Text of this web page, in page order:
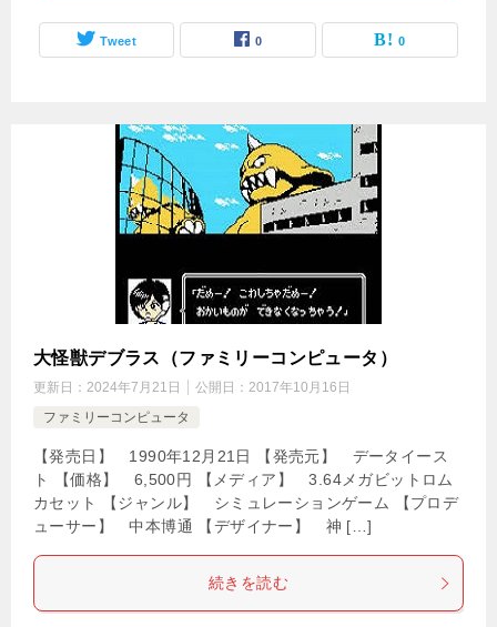
Tweet 0 0
大怪獣デブラス（ファミリーコンピュータ）
更新日： 2024年7月21日 公開日： 2017年10月16日
ファミリーコンピュータ
【発売日】 1990年12月21日 【発売元】 データイース
ト 【価格】 6,500円 【メディア】 3.64メガビットロム
カセット 【ジャンル】 シミュレーションゲーム 【プロデ
ューサー】 中本博通 【デザイナー】 神 […]
続きを読む